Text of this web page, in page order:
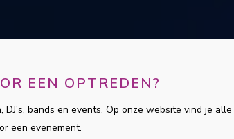
EEN OPTREDEN?
bands en events. Op onze website vind je alle
een evenement.